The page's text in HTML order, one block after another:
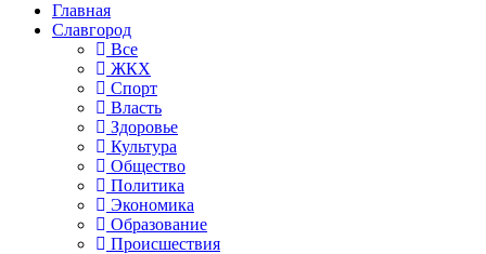
Главная
Славгород
Все
ЖКХ
Спорт
Власть
Здоровье
Культура
Общество
Политика
Экономика
Образование
Происшествия